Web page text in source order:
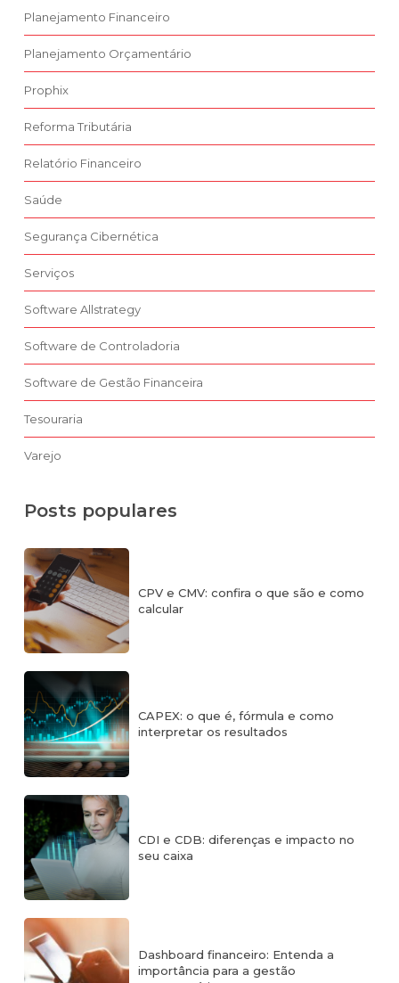
Planejamento Financeiro
Planejamento Orçamentário
Prophix
Reforma Tributária
Relatório Financeiro
Saúde
Segurança Cibernética
Serviços
Software Allstrategy
Software de Controladoria
Software de Gestão Financeira
Tesouraria
Varejo
Posts populares
CPV e CMV: confira o que são e como
calcular
CAPEX: o que é, fórmula e como
interpretar os resultados
CDI e CDB: diferenças e impacto no
seu caixa
Dashboard financeiro: Entenda a
importância para a gestão